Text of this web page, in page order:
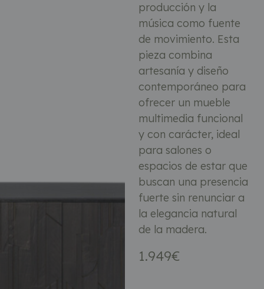
producción y la
música como fuente
de movimiento. Esta
pieza combina
artesanía y diseño
contemporáneo para
ofrecer un mueble
multimedia funcional
y con carácter, ideal
para salones o
espacios de estar que
buscan una presencia
fuerte sin renunciar a
la elegancia natural
de la madera.
1.949€